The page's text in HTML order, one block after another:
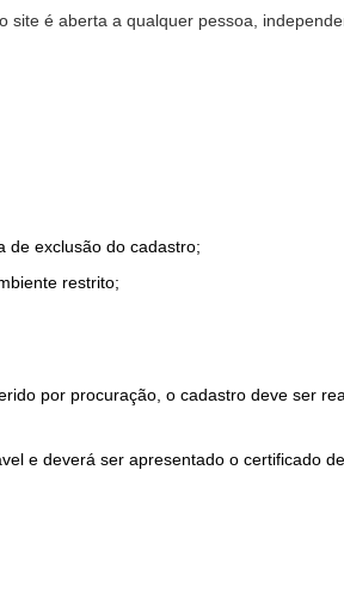
é aberta a qualquer pessoa,
de exclusão do cadastro;
restrito;
por procuração, o cadastro deve ser
e deverá ser apresentado o certificado